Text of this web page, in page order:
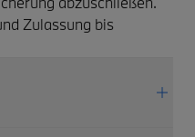
Zulassung bis